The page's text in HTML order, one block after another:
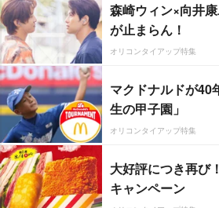
森崎ウィン×向井
が止まらん！
オリコンタイアップ特集
マクドナルドが40
生の甲子園」
オリコンタイアップ特集
大好評につき再び
キャンペーン